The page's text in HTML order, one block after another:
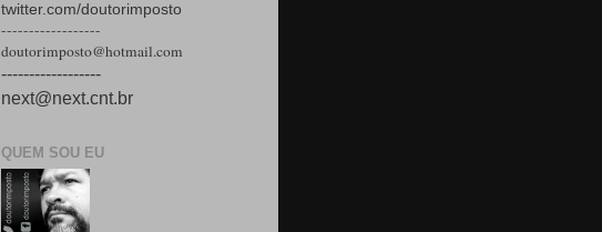
twitter.com/doutorimposto
------------------
doutorimposto@hotmail.com
------------------
next@next.cnt.br
QUEM SOU EU